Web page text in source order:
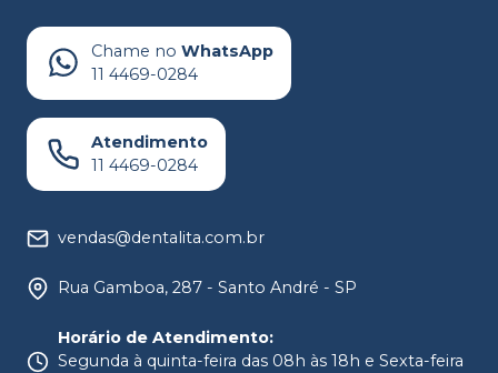
Chame no WhatsApp
11 4469-0284
Atendimento
11 4469-0284
vendas@dentalita.com.br
Rua Gamboa, 287 - Santo André - SP
Horário de Atendimento:
Segunda à quinta-feira das 08h às 18h e Sexta-feira